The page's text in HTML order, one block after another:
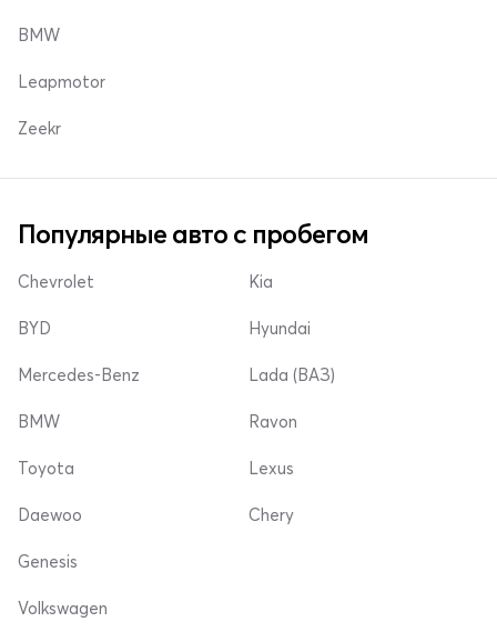
BMW
Leapmotor
Zeekr
Популярные авто с пробегом
Chevrolet
BYD
Mercedes-Benz
Kia
Hyundai
Lada (ВАЗ)
BMW
Toyota
Daewoo
Ravon
Lexus
Chery
Genesis
Volkswagen